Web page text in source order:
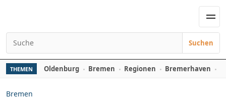
Suchen nach:
Suchen
THEMEN Oldenburg Bremen Regionen Bremerhaven
Bremen